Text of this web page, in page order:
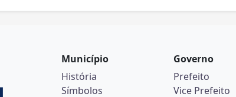
Município
História
Símbolos
Governo
Prefeito
Vice Prefeito